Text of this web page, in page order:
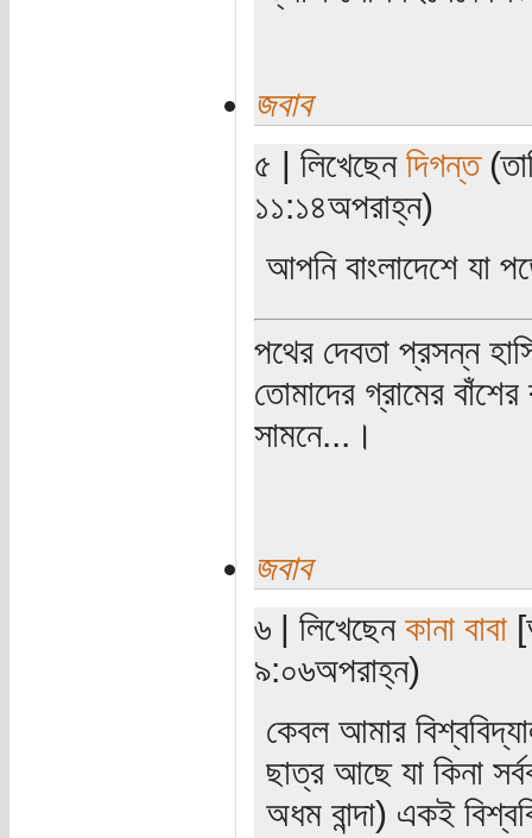
জবাব
৫ | লিখেছেন দিগন্ত
১১:১৪অপরাহ্ন)
আপনি বাংলাদেশে যা
পথের দেবতা প্রসন্ন
তোমাদের গ্রামের
সামনে...।
জবাব
৬ | লিখেছেন কানা বাবা
৯:০৬অপরাহ্ন)
কেবল আমার
ছাত্র আছে যা কিনা
অধম বান্দা) একই